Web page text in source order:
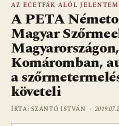
AZ ECETFÁK ALÓL JELENTEM
A PETA
Magyar
Magyarországon,
Komáromban,
a
követeli
ÍRTA: SZÁNTÓ ISTVÁN ·